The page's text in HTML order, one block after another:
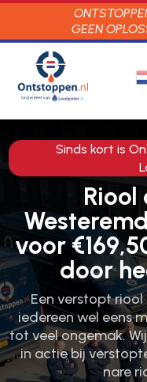
GEEN
Sinds kort is
voor
door
Een verstopt
iedereen wel eens
tot veel ongemak.​
in actie bij
nare